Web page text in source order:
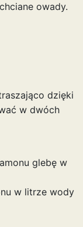
owady.
dzięki
w dwóch
glebę w
w litrze wody